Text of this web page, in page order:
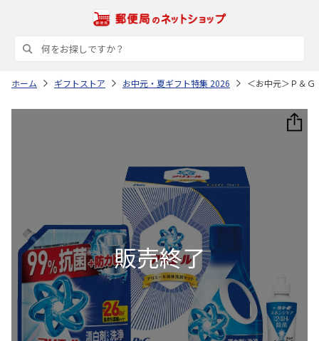
ホーム ギフトストア お中元・夏ギフト特集 2026 ＜お中元＞Ｐ＆